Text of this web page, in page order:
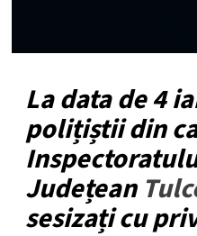
La data de 4
polițiștii din
Județean
sesizați cu